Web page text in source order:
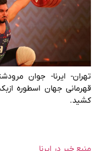
تهران- ایرنا- جوان
قهرمانی جهان اسطوره
کشید.